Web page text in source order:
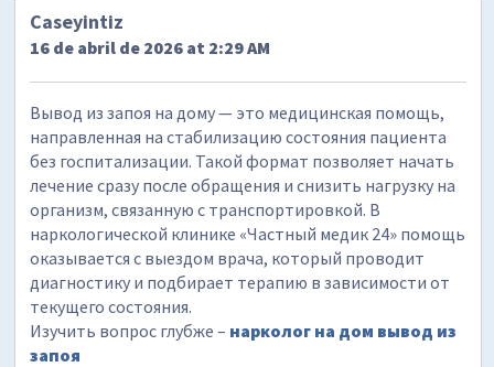
Caseyintiz
16 de abril de 2026 at 2:29 AM
Вывод из запоя на дому — это медицинская помощь,
направленная на стабилизацию состояния пациента
без госпитализации. Такой формат позволяет начать
лечение сразу после обращения и снизить нагрузку на
организм, связанную с транспортировкой. В
наркологической клинике «Частный медик 24» помощь
оказывается с выездом врача, который проводит
диагностику и подбирает терапию в зависимости от
текущего состояния.
Изучить вопрос глубже – нарколог на дом вывод из
запоя